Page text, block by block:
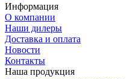
Информация
О компании
Наши дилеры
Доставка и оплата
Новости
Контакты
Наша продукция